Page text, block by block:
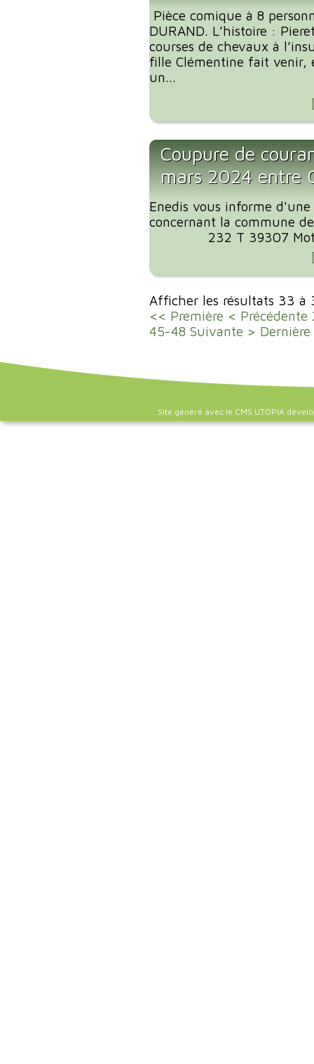
Pièce comique à 8
DURAND. L’histoire :
courses de chevaux à
fille Clémentine fait venir,
un...
Coupure de
mars 2024 entre
Enedis vous informe
concernant la commune
232 T 39307 Motif
Afficher les résultats 33 à
<< Première < Précédente
45-48 Suivante >
Site généré avec le CMS UTOPIA